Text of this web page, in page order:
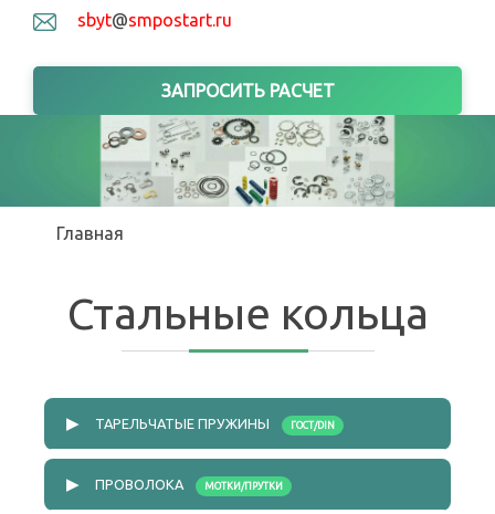
sbyt@smpostart.ru
ЗАПРОСИТЬ РАСЧЕТ
Вы здесь
Главная
Стальные кольца
▶ ТАРЕЛЬЧАТЫЕ ПРУЖИНЫ ГОСТ/DIN
▶ ПРОВОЛОКА МОТКИ/ПРУТКИ